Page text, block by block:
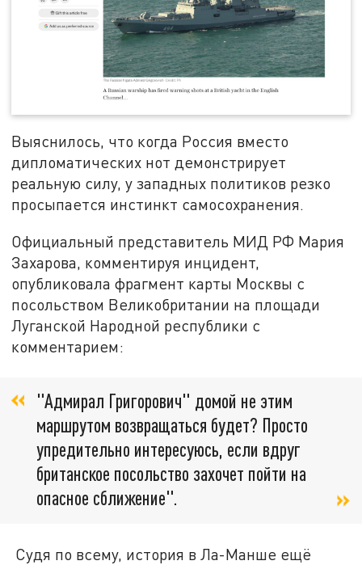
Выяснилось, что когда Россия вместо
дипломатических нот демонстрирует
реальную силу, у западных политиков резко
просыпается инстинкт самосохранения.
Официальный представитель МИД РФ Мария
Захарова, комментируя инцидент,
опубликовала фрагмент карты Москвы с
посольством Великобритании на площади
Луганской Народной республики с
комментарием:
"Адмирал Григорович" домой не этим
маршрутом возвращаться будет? Просто
упредительно интересуюсь, если вдруг
британское посольство захочет пойти на
опасное сближение".
Судя по всему, история в Ла-Манше ещё